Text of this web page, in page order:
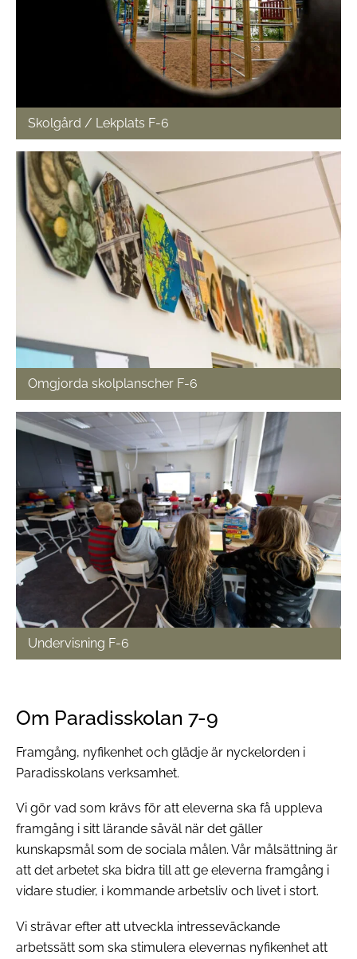
Skolgård / Lekplats F-6
Omgjorda skolplanscher F-6
Undervisning F-6
Om Paradisskolan 7-9
Framgång, nyfikenhet och glädje är nyckelorden i
Paradisskolans verksamhet.
Vi gör vad som krävs för att eleverna ska få uppleva
framgång i sitt lärande såväl när det gäller
kunskapsmål som de sociala målen. Vår målsättning är
att det arbetet ska bidra till att ge eleverna framgång i
vidare studier, i kommande arbetsliv och livet i stort.
Vi strävar efter att utveckla intresseväckande
arbetssätt som ska stimulera elevernas nyfikenhet att